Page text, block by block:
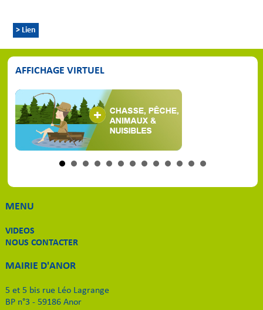
> Lien
AFFICHAGE VIRTUEL
MENU
VIDEOS
NOUS CONTACTER
MAIRIE D'ANOR
5 et 5 bis rue Léo Lagrange
BP n°3 - 59186 Anor